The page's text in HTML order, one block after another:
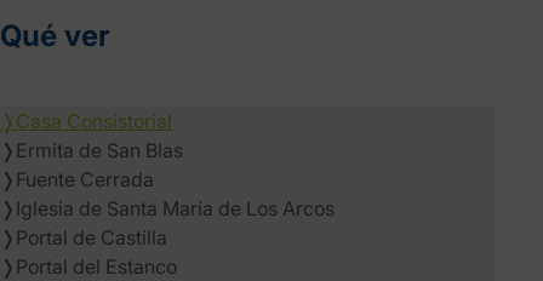
Qué ver
❭ Casa Consistorial
❭ Ermita de San Blas
❭ Fuente Cerrada
❭ Iglesia de Santa María de Los Arcos
❭ Portal de Castilla
❭ Portal del Estanco